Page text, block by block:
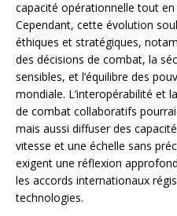
capacité opérationnelle tout
Cependant, cette évolution
éthiques et stratégiques,
des décisions de combat, la
sensibles, et l’équilibre des
mondiale. L’interopérabilité et
de combat collaboratifs
mais aussi diffuser des
vitesse et une échelle sans
exigent une réflexion
les accords internationaux
technologies.